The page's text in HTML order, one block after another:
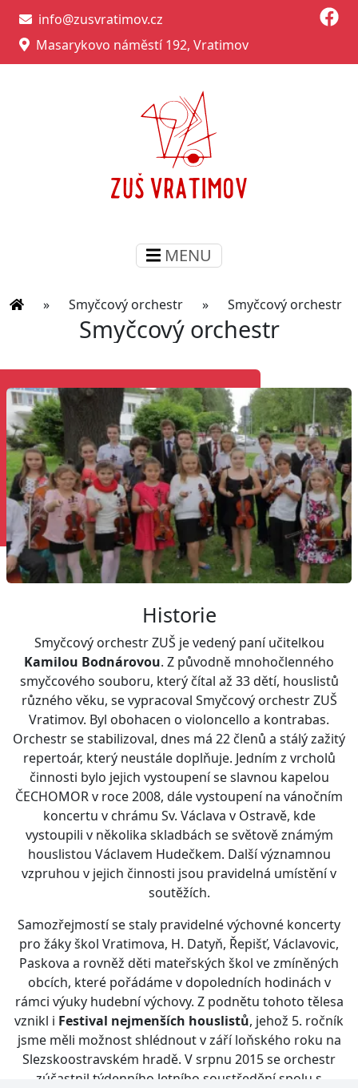
info@zusvratimov.cz
Masarykovo náměstí 192, Vratimov
MENU
» Smyčcový orchestr » Smyčcový orchestr
Smyčcový orchestr
Historie
Smyčcový orchestr ZUŠ je vedený paní učitelkou
Kamilou Bodnárovou. Z původně mnohočlenného
smyčcového souboru, který čítal až 33 dětí, houslistů
různého věku, se vypracoval Smyčcový orchestr ZUŠ
Vratimov. Byl obohacen o violoncello a kontrabas.
Orchestr se stabilizoval, dnes má 22 členů a stálý zažitý
repertoár, který neustále doplňuje. Jedním z vrcholů
činnosti bylo jejich vystoupení se slavnou kapelou
ČECHOMOR v roce 2008, dále vystoupení na vánočním
koncertu v chrámu Sv. Václava v Ostravě, kde
vystoupili v několika skladbách se světově známým
houslistou Václavem Hudečkem. Další významnou
vzpruhou v jejich činnosti jsou pravidelná umístění v
soutěžích.
Samozřejmostí se staly pravidelné výchovné koncerty
pro žáky škol Vratimova, H. Datyň, Řepišť, Václavovic,
Paskova a rovněž děti mateřských škol ve zmíněných
obcích, které pořádáme v dopoledních hodinách v
rámci výuky hudební výchovy. Z podnětu tohoto tělesa
vznikl i Festival nejmenších houslistů, jehož 5. ročník
jsme měli možnost shlédnout v září loňského roku na
Slezskoostravském hradě. V srpnu 2015 se orchestr
zúčastnil týdenního letního soustředění spolu s